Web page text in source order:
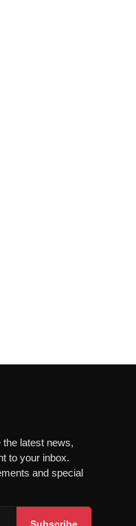
latest news,
to your inbox.
and special